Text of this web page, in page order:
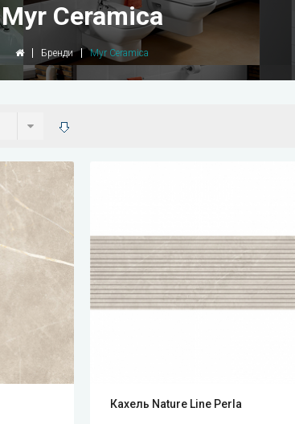
Myr Ceramica
Бренди Myr Ceramica
Кахель Nature Line Perla